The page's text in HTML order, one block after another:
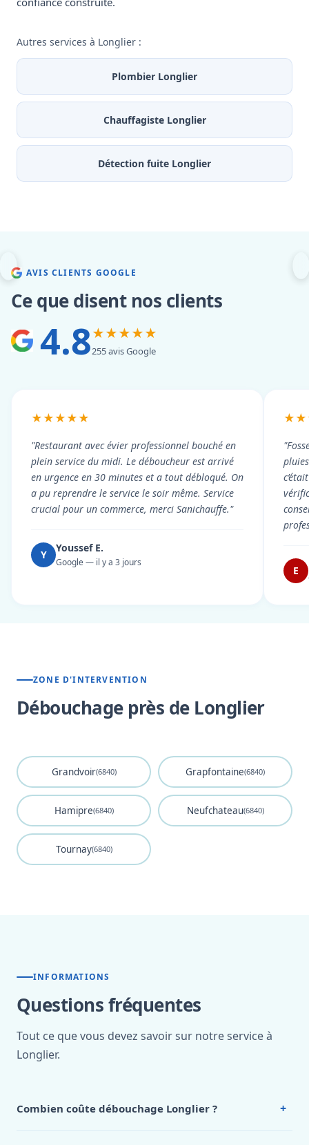
Autres services à Longlier :
Plombier Longlier
Chauffagiste Longlier
Détection fuite Longlier
AVIS CLIENTS GOOGLE
Ce que disent nos clients
4.8★★★★★
255 avis Google
★★★★★
"Restaurant avec évier professionnel bouché en
plein service du midi. Le déboucheur est arrivé
en urgence en 30 minutes et a tout débloqué. On
a pu reprendre le service le soir même. Service
crucial pour un commerce, merci Sanichauffe."
Y
Youssef E.
Google — il y a 3 jours
E
ZONE D'INTERVENTION
Débouchage près de Longlier
Grandvoir(6840) Grapfontaine(6840)
Hamipre(6840) Neufchateau(6840)
Tournay(6840)
INFORMATIONS
Questions fréquentes
Tout ce que vous devez savoir sur notre service à
Longlier.
Combien coûte débouchage Longlier ? +